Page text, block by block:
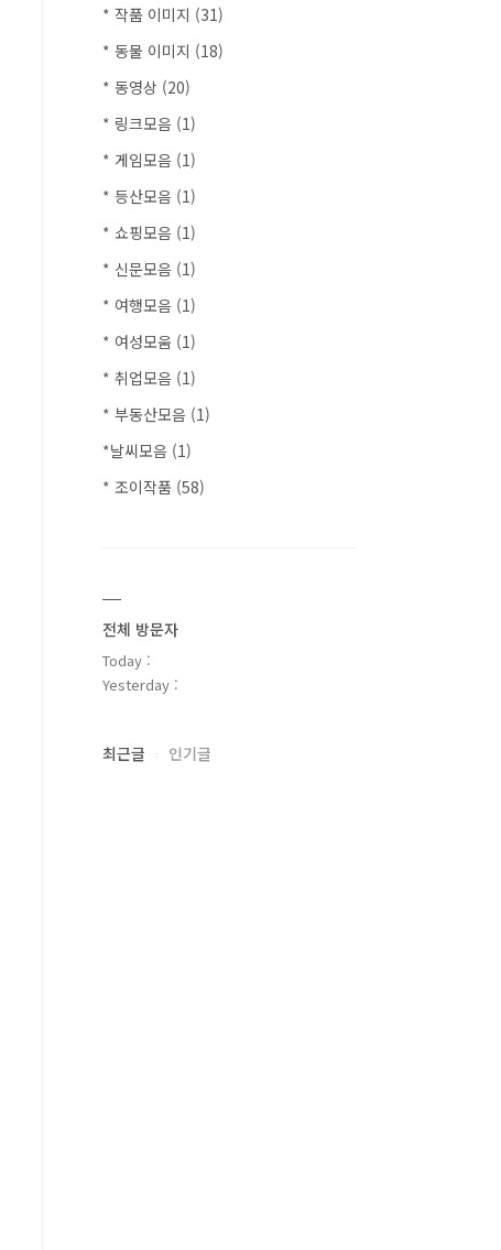
* 작품 이미지 (31)
* 동물 이미지 (18)
* 동영상 (20)
* 링크모음 (1)
* 게임모음 (1)
* 등산모음 (1)
* 쇼핑모음 (1)
* 신문모음 (1)
* 여행모음 (1)
* 여성모움 (1)
* 취업모음 (1)
* 부동산모음 (1)
*날씨모음 (1)
* 조이작품 (58)
전체 방문자
Today :
Yesterday :
최근글 인기글